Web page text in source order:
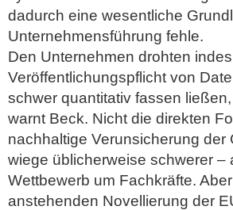
dadurch eine wesentliche
Unternehmensführung fehle.
Den Unternehmen drohten
Veröffentlichungspflicht von
schwer quantitativ fassen
warnt Beck. Nicht die direkten
nachhaltige Verunsicherung
wiege üblicherweise schwerer
Wettbewerb um Fachkräfte.
anstehenden Novellierung der